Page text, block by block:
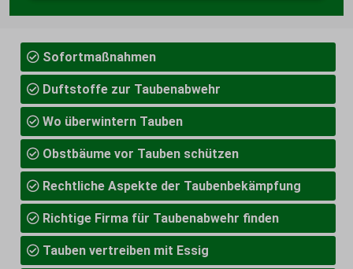
Sofortmaßnahmen
Duftstoffe zur Taubenabwehr
Wo überwintern Tauben
Obstbäume vor Tauben schützen
Rechtliche Aspekte der Taubenbekämpfung
Richtige Firma für Taubenabwehr finden
Tauben vertreiben mit Essig